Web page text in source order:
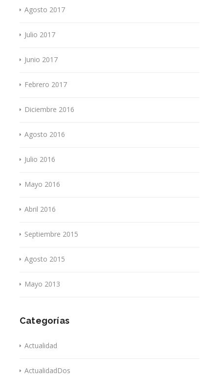
Agosto 2017
Julio 2017
Junio 2017
Febrero 2017
Diciembre 2016
Agosto 2016
Julio 2016
Mayo 2016
Abril 2016
Septiembre 2015
Agosto 2015
Mayo 2013
Categorías
Actualidad
ActualidadDos